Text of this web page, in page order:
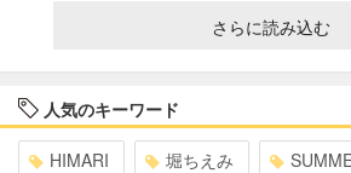
さらに読み込む
人気のキーワード
HIMARI 堀ちえみ